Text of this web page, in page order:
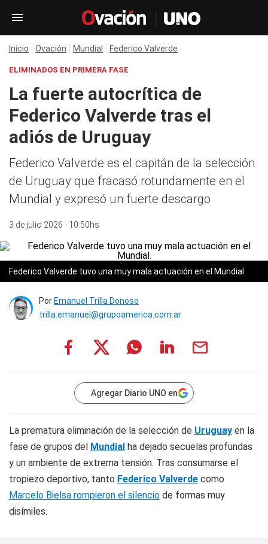
Inicio Ovación Mundial Federico Valverde
ELIMINADOS EN PRIMERA FASE
La fuerte autocrítica de
Federico Valverde tras el
adiós de Uruguay
Federico Valverde es el capitán de la selección
de Uruguay que fracasó rotundamente en el
Mundial y expresó un fuerte descargo
3 de julio 2026 - 10:50hs
Federico Valverde tuvo una muy mala actuación en el Mundial.
Por Emanuel Trilla Donoso
trilla.emanuel@grupoamerica.com.ar
Agregar Diario UNO en
La prematura eliminación de la selección de Uruguay en la
fase de grupos del Mundial ha dejado secuelas profundas
y un ambiente de extrema tensión. Tras consumarse el
tropiezo deportivo, tanto Federico Valverde como
Marcelo Bielsa rompieron el silencio de formas muy
disímiles.